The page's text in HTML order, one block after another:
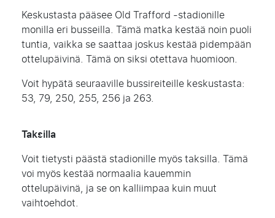
Keskustasta pääsee Old Trafford -stadionille
monilla eri busseilla. Tämä matka kestää noin puoli
tuntia, vaikka se saattaa joskus kestää pidempään
ottelupäivinä. Tämä on siksi otettava huomioon.
Voit hypätä seuraaville bussireiteille keskustasta:
53, 79, 250, 255, 256 ja 263.
Taksilla
Voit tietysti päästä stadionille myös taksilla. Tämä
voi myös kestää normaalia kauemmin
ottelupäivinä, ja se on kalliimpaa kuin muut
vaihtoehdot.